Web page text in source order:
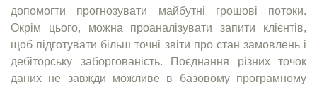
допомогти прогнозувати майбутні грошові потоки.
Окрім цього, можна проаналізувати запити клієнтів,
щоб підготувати більш точні звіти про стан замовлень і
дебіторську заборгованість. Поєднання різних точок
даних не завжди можливе в базовому програмному